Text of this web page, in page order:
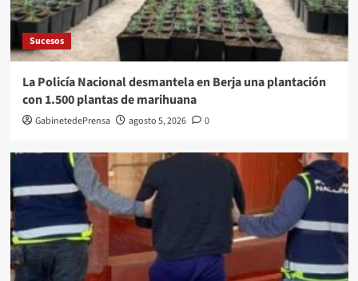
Sucesos
La Policía Nacional desmantela en Berja una plantación
con 1.500 plantas de marihuana
GabinetedePrensa agosto 5, 2026 0